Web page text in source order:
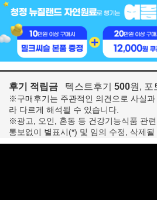
후기 적립금 텍스트후기 500원, 포
※구매후기는 주관적인 의견으로 사실
라 다르게 해석될 수 있습니다.
※광고, 오인, 혼동 등 건강기능식품 관
통보없이 별표시(*) 및 임의 수정, 삭제될